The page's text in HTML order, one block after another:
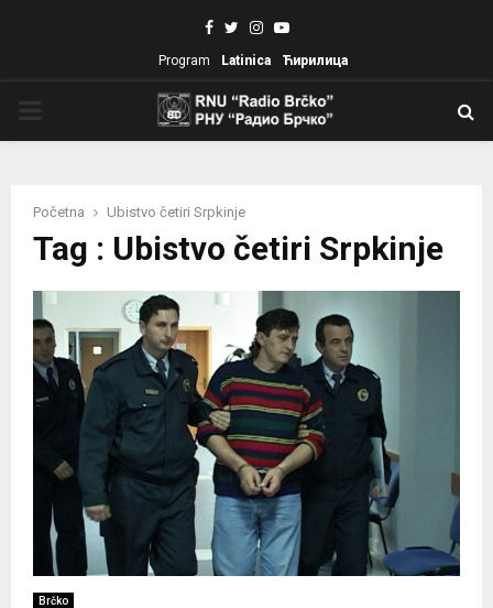
Facebook
TwitterInstagram
Youtube
Program Latinica Ћирилица
Početna Ubistvo četiri Srpkinje
Tag : Ubistvo četiri Srpkinje
Brčko